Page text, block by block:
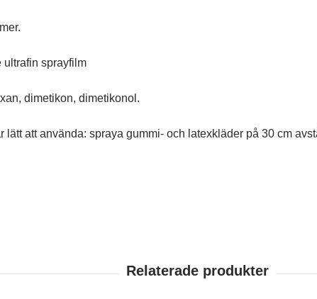
ultrafin sprayfilm
dimetikon, dimetikonol.
lätt att använda: spraya gummi- och latexkläder på 30 cm